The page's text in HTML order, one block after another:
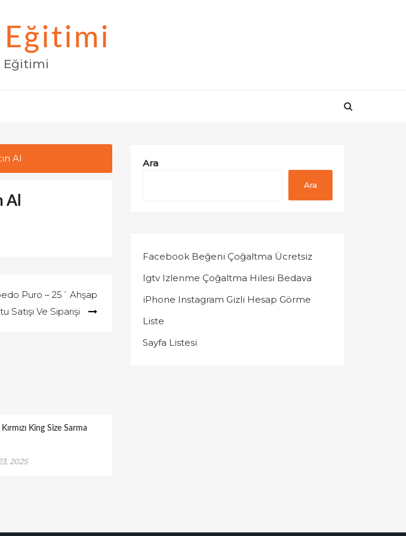
Eğitimi
Al
Al
Puro – 25´ Ahşap
Satışı Ve Siparişi
King Size Sarma
2025
Ara
Ara
Facebook Beğeni Çoğaltma Ücretsiz
Igtv Izlenme Çoğaltma Hilesi Bedava
iPhone Instagram Gizli Hesap Görme
Liste
Sayfa Listesi